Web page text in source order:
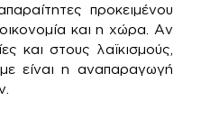
προκειμένου
και η χώρα. Αν
και στους λαϊκισμούς,
είναι η αναπαραγωγή